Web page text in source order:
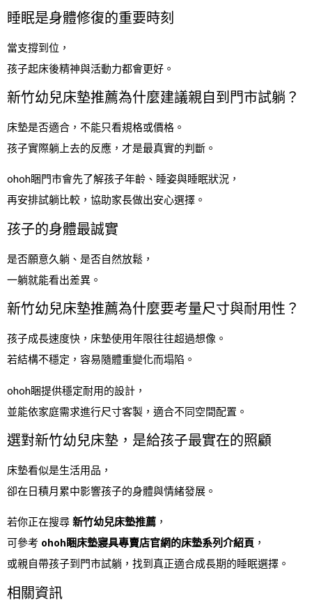
睡眠是身體修復的重要時刻
當支撐到位，
孩子起床後精神與活動力都會更好。
新竹幼兒床墊推薦為什麼建議親自到門市試躺？
床墊是否適合，不能只看規格或價格。
孩子實際躺上去的反應，才是最真實的判斷。
ohoh睏門市會先了解孩子年齡、睡姿與睡眠狀況，
再安排試躺比較，協助家長做出安心選擇。
孩子的身體最誠實
是否願意久躺、是否自然放鬆，
一躺就能看出差異。
新竹幼兒床墊推薦為什麼要考量尺寸與耐用性？
孩子成長速度快，床墊使用年限往往超過想像。
若結構不穩定，容易隨體重變化而塌陷。
ohoh睏提供穩定耐用的設計，
並能依家庭需求進行尺寸客製，適合不同空間配置。
選對新竹幼兒床墊，是給孩子最實在的照顧
床墊看似是生活用品，
卻在日積月累中影響孩子的身體與情緒發展。
若你正在搜尋 新竹幼兒床墊推薦 ，
可參考 ohoh睏床墊寢具專賣店官網的床墊系列介紹頁 ，
或親自帶孩子到門市試躺，找到真正適合成長期的睡眠選擇。
相關資訊